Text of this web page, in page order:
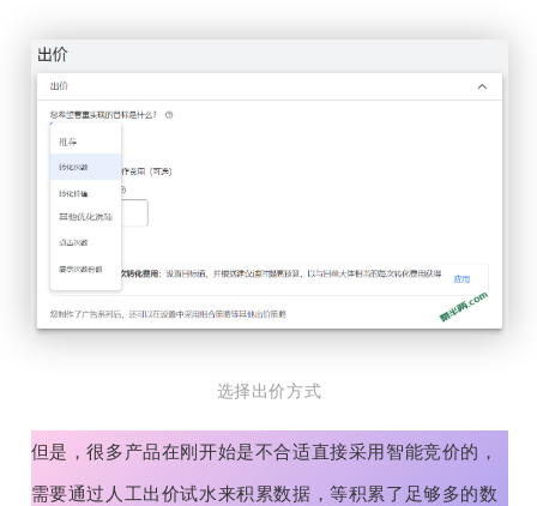
选择出价方式
但是，很多产品在刚开始是不合适直接采用智能竞价的，
需要通过人工出价试水来积累数据，等积累了足够多的数